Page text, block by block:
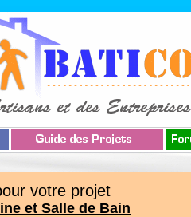
votre projet
et Salle de Bain